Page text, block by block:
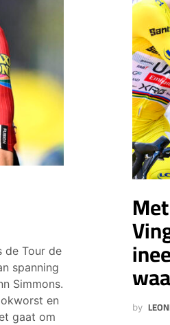
de Tour de
spanning
Simmons.
en
gaat om
by